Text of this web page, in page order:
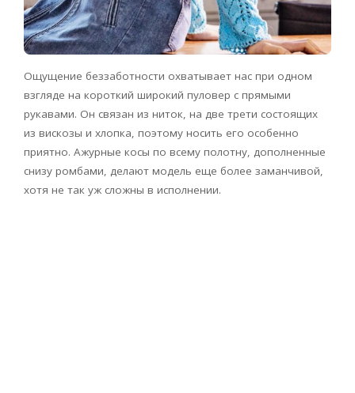
Ощущение беззаботности охватывает нас при одном
взгляде на короткий широкий пуловер с прямыми
рукавами. Он связан из ниток, на две трети состоящих
из вискозы и хлопка, поэтому носить его особенно
приятно. Ажурные косы по всему полотну, дополненные
снизу ромбами, делают модель еще более заманчивой,
хотя не так уж сложны в исполнении.